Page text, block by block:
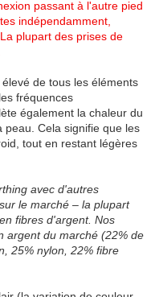
passant à l'autre pied
indépendamment,
plupart des prises de
de tous les éléments
fréquences
également la chaleur du
Cela signifie que les
tout en restant légères
avec d'autres
le marché – la plupart
fibres d'argent. Nos
argent du marché (22% de
25% nylon, 22% fibre